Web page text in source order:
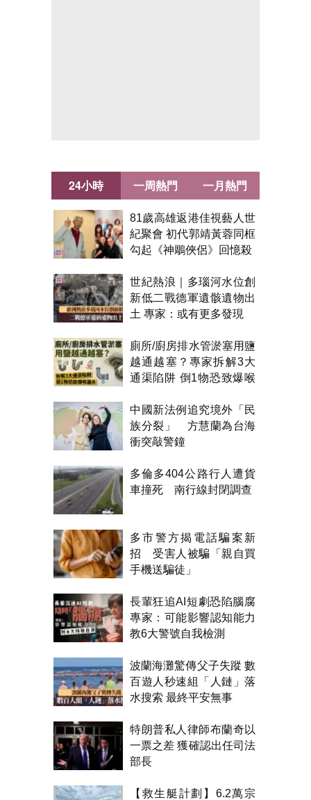
24小時
81歲高雄返港佳視藝人世
紀聚會 初代郭靖黃蓉同框
勾起《神鵰俠侶》回憶殺
世紀熱浪｜多瑙河水位創
新低二戰德軍遺骸遺物出
土 專家：或有更多發現
廁所/廚房排水管淤塞用鹽
越通越塞？專家拆解3大
通渠陷阱 倒1物恐致爆喉
中國新法例追究境外「民
族分裂」 方慧蘭為台海
衝突敲警鐘
多倫多404公路行人遭貨
車撞死 南行線封閉調查
多市警方揭電話騙案新
招 受害人被騙「親自買
手機送騙徒」
長輩狂追AI短劇恐陷腦腐
專家：可能影響認知能力
教6大警號自我檢測
波蘭海灘驚傳父子失蹤 數
百遊人秒速組「人鏈」落
水搜索 最終平安無事
特朗普私人律師布蘭奇以
一票之差 獲確認出任司法
部長
【救生艇計劃】6.2萬宗
一周熱門 一月熱門